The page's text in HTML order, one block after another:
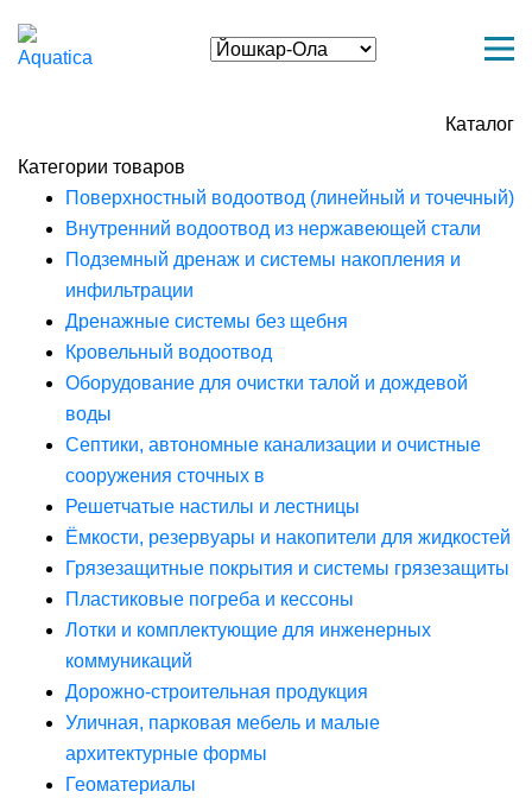
Каталог
Категории товаров
Поверхностный водоотвод (линейный и точечный)
Внутренний водоотвод из нержавеющей стали
Подземный дренаж и системы накопления и
инфильтрации
Дренажные системы без щебня
Кровельный водоотвод
Оборудование для очистки талой и дождевой
воды
Септики, автономные канализации и очистные
сооружения сточных в
Решетчатые настилы и лестницы
Ёмкости, резервуары и накопители для жидкостей
Грязезащитные покрытия и системы грязезащиты
Пластиковые погреба и кессоны
Лотки и комплектующие для инженерных
коммуникаций
Дорожно-строительная продукция
Уличная, парковая мебель и малые
архитектурные формы
Геоматериалы